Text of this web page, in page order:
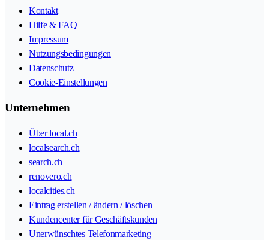
Kontakt
Hilfe & FAQ
Impressum
Nutzungsbedingungen
Datenschutz
Cookie-Einstellungen
Unternehmen
Über local.ch
localsearch.ch
search.ch
renovero.ch
localcities.ch
Eintrag erstellen / ändern / löschen
Kundencenter für Geschäftskunden
Unerwünschtes Telefonmarketing